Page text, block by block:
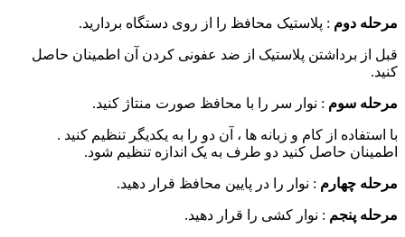
مرحله دوم : پلاستیک محافظ را از روی دستگاه بردارید.
قبل از برداشتن پلاستیک از ضد عفونی کردن آن اطمینان حاصل
کنید.
مرحله سوم : نوار سر را با محافظ صورت منتاژ کنید.
با استفاده از کام و زبانه ها ، آن دو را به یکدیگر تنظیم کنید .
اطمینان حاصل کنید دو طرف به یک اندازه تنظیم شود.
مرحله چهارم : نوار را در پایین محافظ قرار دهید.
مرحله پنجم : نوار کشی را قرار دهید.